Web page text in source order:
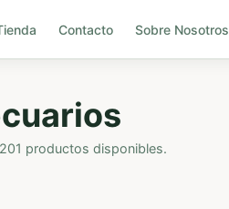
Contacto Sobre Nosotros
productos disponibles.